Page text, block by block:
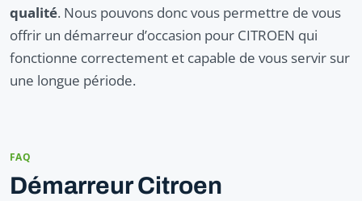
qualité. Nous pouvons donc vous permettre de vous
offrir un démarreur d’occasion pour CITROEN qui
fonctionne correctement et capable de vous servir sur
une longue période.
FAQ
Démarreur Citroen